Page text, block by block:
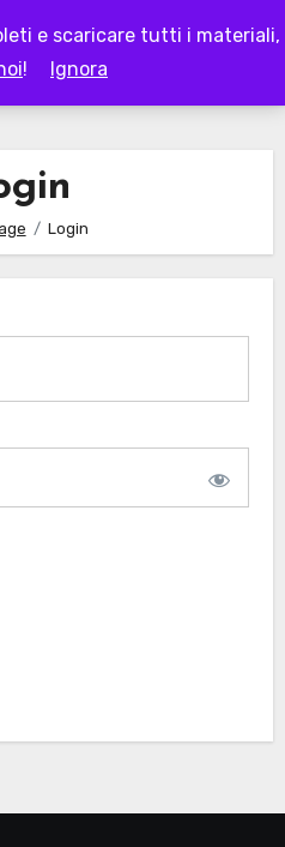
e scaricare tutti i materiali,
! Ignora
Login